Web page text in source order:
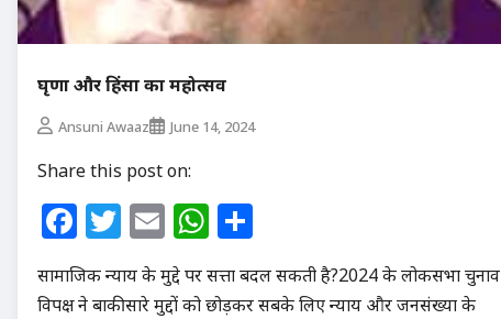
घृणा और हिंसा का महोत्सव
Ansuni Awaaz June 14, 2024
Share this post on:
Facebook
Twitter
EmailWhatsApp
सामाजिक न्याय के मुद्दे पर सत्ता बदल सकती है?2024 के लोकसभा चुनाव
विपक्ष ने बाकी सारे मुद्दों को छोड़कर सबके लिए न्याय और जनसंख्या के